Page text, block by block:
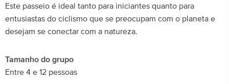
Este passeio é ideal tanto para iniciantes quanto para
entusiastas do ciclismo que se preocupam com o planeta e
desejam se conectar com a natureza.
Tamanho do grupo
Entre 4 e 12 pessoas